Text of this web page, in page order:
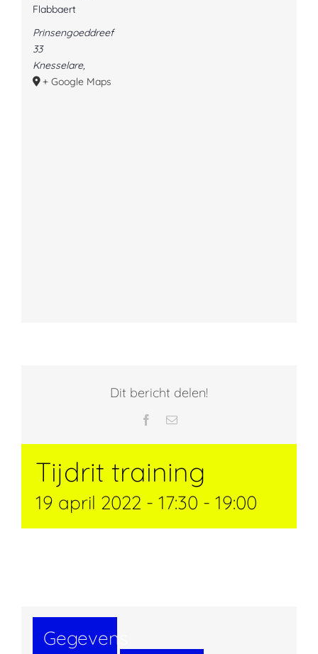
Flabbaert
Prinsengoeddreef
33
Knesselare,
+ Google Maps
Dit bericht delen!
Facebook
E-
Tijdrit training
19 april 2022 - 17:30 - 19:00
Gegevens